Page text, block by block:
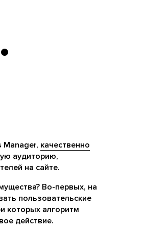
качественно
аудиторию,
на сайте.
Во-первых, на
пользовательские
которых алгоритм
действие.